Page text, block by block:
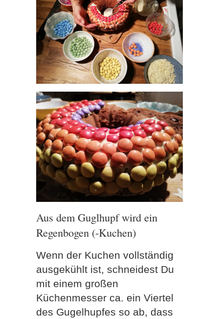
Aus dem Guglhupf wird ein
Regenbogen (-Kuchen)
Wenn der Kuchen vollständig
ausgekühlt ist, schneidest Du
mit einem großen
Küchenmesser ca. ein Viertel
des Gugelhupfes so ab, dass